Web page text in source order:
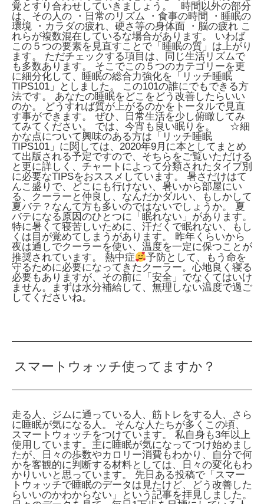
覚とすり合わせしていきましょう。 時間以外の部分
は、その人の ・日常のリズム ・食事の時間 ・睡眠の
環境 ・カラダの疲れ、硬さ等の身体面 ・脳の疲れ こ
れらが複数混在しているな場合があります。 いわば
この５つの要素を見直すことで「睡眠の質」は上がり
ます。 ただチェックする項目は、同じ生活リズムで
も多数あります。 そこでこの５つのカテゴリーを更
に細分化して、睡眠の総合力強化を「リッチ睡眠
TIPS101」としました。 この101の誰にでもできる方
法です。 あなたの睡眠をどこをどう改善したらいい
のか。 どうすれば質が上がるのかをトータルで見直
す事ができます。 ぜひ、日常生活を少し俯瞰してみ
てみてください。 では、今宵も良い眠りを。 ☆細
かな点について興味のある方は「リッチ睡眠
TIPS101」に関しては、2020年9月に本としてまとめ
て出版される予定ですので、そちらをご覧いただける
と更に詳しく、チャートによって分類されたタイプ別
に必要なTIPSをおススメしています。 暑さだけはて
んこ盛りで、どこにも行けない、暑いから部屋にい
る、クーラーと仲良し、なんだかダルい、もしかして
夏バテ？なんて方も多いのではないでしょうか。 夏
バテになる原因のひとつに「眠れない」があります。
特に暑くて寝苦しいために、汗だくで眠れない、もし
くは目が覚めてしまうがあります。 昨年くらいから
夜は通しでクーラーを使い、温度を一定に保つことが
推奨されています。 熱中症
予防として、もう命を
守るために必要になってきたクーラー。心地良く寝る
必要もありますが、その前に「安全」でなくてはいけ
ません。まずは水分補給して、無理しない温度で過ご
してくださいね。
スマートウォッチ使ってますか？
走る人、ジムに通っている人、筋トレをする人、さら
に睡眠が気になる人。 そんな人たちが多くこの頃、
スマートウォッチをつけています。 私自身も3年以上
使用しています。主に睡眠が気になってつけ始めまし
たが、日々の歩数やカロリー消費もわかり、自分で何
かを客観的に判断する材料としては、日々の変化もわ
かりいいと思っています。 先日ある投稿で「スマー
トウォッチで睡眠のデータは見たけど、どう改善した
らいいのかわからない」という記事を拝見しました。